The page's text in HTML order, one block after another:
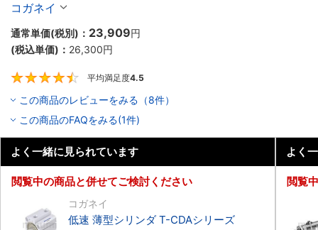
コガネイ
通常単価(税別)： 23,909円
(税込単価)： 26,300円
平均満足度4.5
この商品のレビューをみる（8件）
この商品のFAQをみる(1件)
よく一緒に見られています
閲覧中の商品と併せてご検討ください
コガネイ
低速 薄型シリンダ T-CDAシリーズ
よく
閲覧